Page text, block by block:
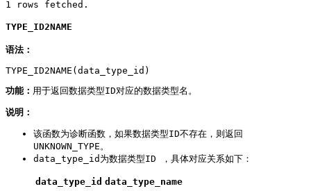
1 rows fetched.
TYPE_ID2NAME
语法：
TYPE_ID2NAME(data_type_id)
功能： 用于返回数据类型ID对应的数据类型名。
说明：
该函数为诊断函数，如果数据类型ID不存在，则返回
UNKNOWN_TYPE。
data_type_id为数据类型ID ，具体对应关系如下：
data_type_id data_type_name